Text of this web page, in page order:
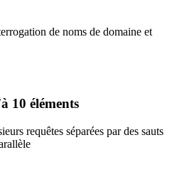
de noms de domaine et
10 éléments
requêtes séparées par des sauts